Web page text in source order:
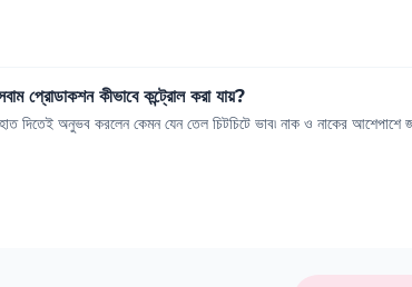
প্রোডাকশন কীভাবে কন্ট্রোল করা যায়?
দিতেই অনুভব করলেন কেমন যেন তেল চিটচিটে ভাব৷ নাক ও নাকের আশেপাশে